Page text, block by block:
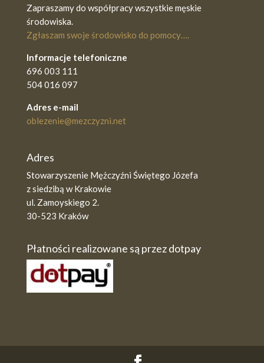
Zapraszamy do współpracy wszystkie męskie
środowiska.
Zgłaszam swoje środowisko do pomocy….
Informacje telefoniczne
696 003 111
504 016 097
Adres e-mail
oblezenie@mezczyzni.net
Adres
Stowarzyszenie Mężczyźni Świętego Józefa
z siedzibą w Krakowie
ul. Zamoyskiego 2.
30-523 Kraków
Płatności realizowane są przez dotpay